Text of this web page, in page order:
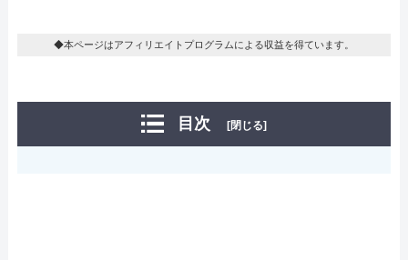
◆本ページはアフィリエイトプログラムによる収益を得ています。
目次 [閉じる]